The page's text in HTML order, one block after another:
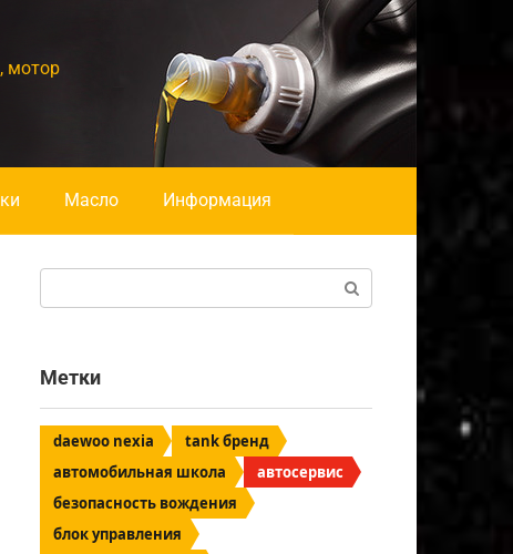
мотор
Масло Информация
Метки
daewoo nexia
tank бренд
автомобильная школа
автосервис
безопасность вождения
блок управления